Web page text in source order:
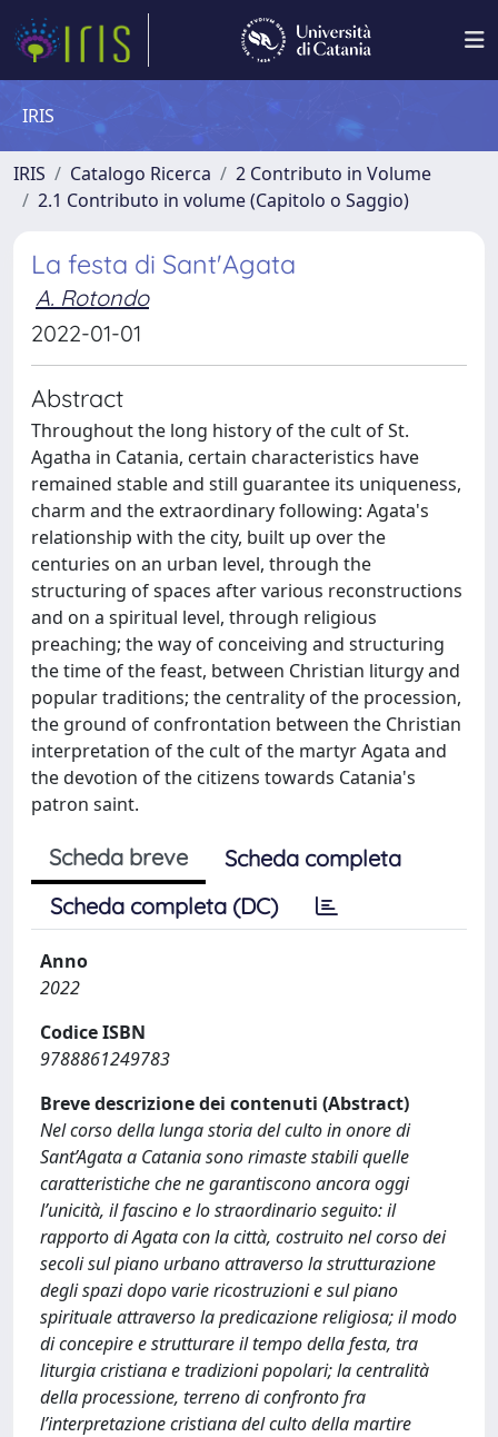
IRIS
IRIS Catalogo Ricerca
2 Contributo in Volume
2.1 Contributo in volume (Capitolo o Saggio)
La festa di Sant'Agata
A. Rotondo
2022-01-01
Abstract
Throughout the long history of the cult of St.
Agatha in Catania, certain characteristics have
remained stable and still guarantee its uniqueness,
charm and the extraordinary following: Agata's
relationship with the city, built up over the
centuries on an urban level, through the
structuring of spaces after various reconstructions
and on a spiritual level, through religious
preaching; the way of conceiving and structuring
the time of the feast, between Christian liturgy and
popular traditions; the centrality of the procession,
the ground of confrontation between the Christian
interpretation of the cult of the martyr Agata and
the devotion of the citizens towards Catania's
patron saint.
Scheda breve
Scheda completa
Scheda completa (DC)
Anno
2022
Codice ISBN
9788861249783
Breve descrizione dei contenuti (Abstract)
Nel corso della lunga storia del culto in onore di
Sant’Agata a Catania sono rimaste stabili quelle
caratteristiche che ne garantiscono ancora oggi
l’unicità, il fascino e lo straordinario seguito: il
rapporto di Agata con la città, costruito nel corso dei
secoli sul piano urbano attraverso la strutturazione
degli spazi dopo varie ricostruzioni e sul piano
spirituale attraverso la predicazione religiosa; il modo
di concepire e strutturare il tempo della festa, tra
liturgia cristiana e tradizioni popolari; la centralità
della processione, terreno di confronto fra
l’interpretazione cristiana del culto della martire